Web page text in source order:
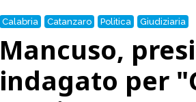
Calabria Catanzaro Politica Giudiziaria
Mancuso,
indagato per